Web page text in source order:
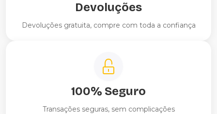
Devoluções
Devoluções gratuita, compre com toda a confiança
100% Seguro
Transações seguras, sem complicações